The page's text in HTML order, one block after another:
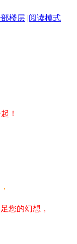
楼层 |阅读模式
！
您的幻想，